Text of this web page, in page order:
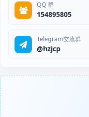
QQ 群
154895805
Telegram交流群
@hzjcp